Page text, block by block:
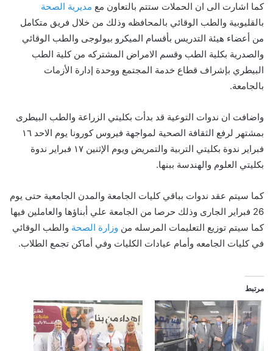
كما اشارت الى ان الحملات ستتم بالتعاون مع مديرية الصحة
بالقليوبية والطب الوقائي بالمحافظه وذلك من خلال فريق متكامل
من أعضاء هيئة التدريس بأقسام الميكرو بيولوجى والطب الوقائي
والصدرية بكلية الطب وقسم الامراض المشتركه من كلية الطب
البيطري بإشراف قطاع خدمة المجتمع ووحدة إدارة الأزمات
بالجامعة.
واضافت ان ندوات التوعية قد بدأت بكليتي الزراعة والطب البيطرى
بمشتهر لرفع الثقافة الصحية لمواجهة فيروس كورونا يوم الاحد ١٦
فبراير ندوة بكليتي التربية والتمريض ويوم الإثنين ١٧ فبراير ندوة
بكليتي العلوم والهندسة ببنها.
كما سيتم عقد ندوات بباقي كليات الجامعة والمدن الجامعية حتى يوم
26 فبراير الجارى وذلك حرصا من الجامعة علي أبناؤها والعاملين فيها
كما سيتم توزيع التعليمات المرسله من وزارة الصحة والطب الوقائي
في كليات الجامعه وأمام عيادات الكليات وفي أماكن تجمع الطلاب.
مرتبط